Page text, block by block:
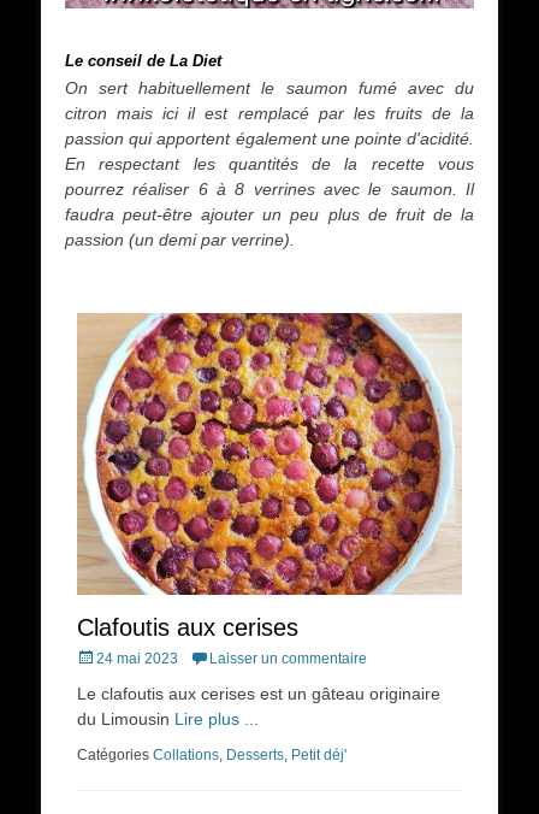
Le conseil de La Diet
On sert habituellement le saumon fumé avec du
citron mais ici il est remplacé par les fruits de la
passion qui apportent également une pointe d'acidité.
En respectant les quantités de la recette vous
pourrez réaliser 6 à 8 verrines avec le saumon. Il
faudra peut-être ajouter un peu plus de fruit de la
passion (un demi par verrine).
Clafoutis aux cerises
Posted
24 mai 2023 Laisser un commentaire
Le clafoutis aux cerises est un gâteau originaire
du Limousin Lire plus ...
Catégories Collations, Desserts, Petit déj'